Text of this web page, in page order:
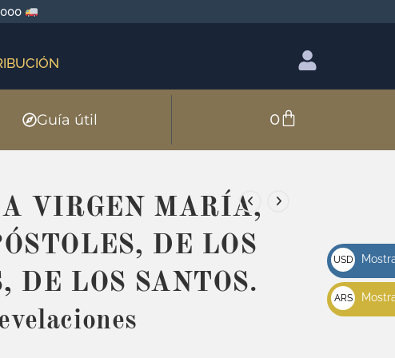
Guía útil 0
VIRGEN MARÍA,
DE LOS
DE LOS SANTOS.
USD
u$s
ARS
$